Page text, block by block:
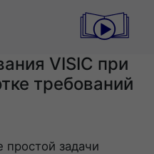
VISIC при
требований
задачи